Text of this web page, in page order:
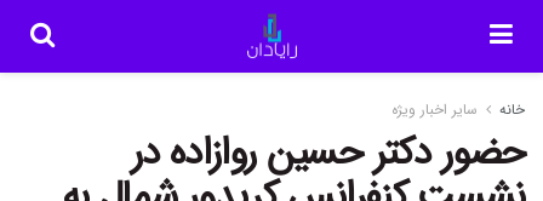
خانه سایر اخبار ویژه
حضور دکتر حسین روازاده در